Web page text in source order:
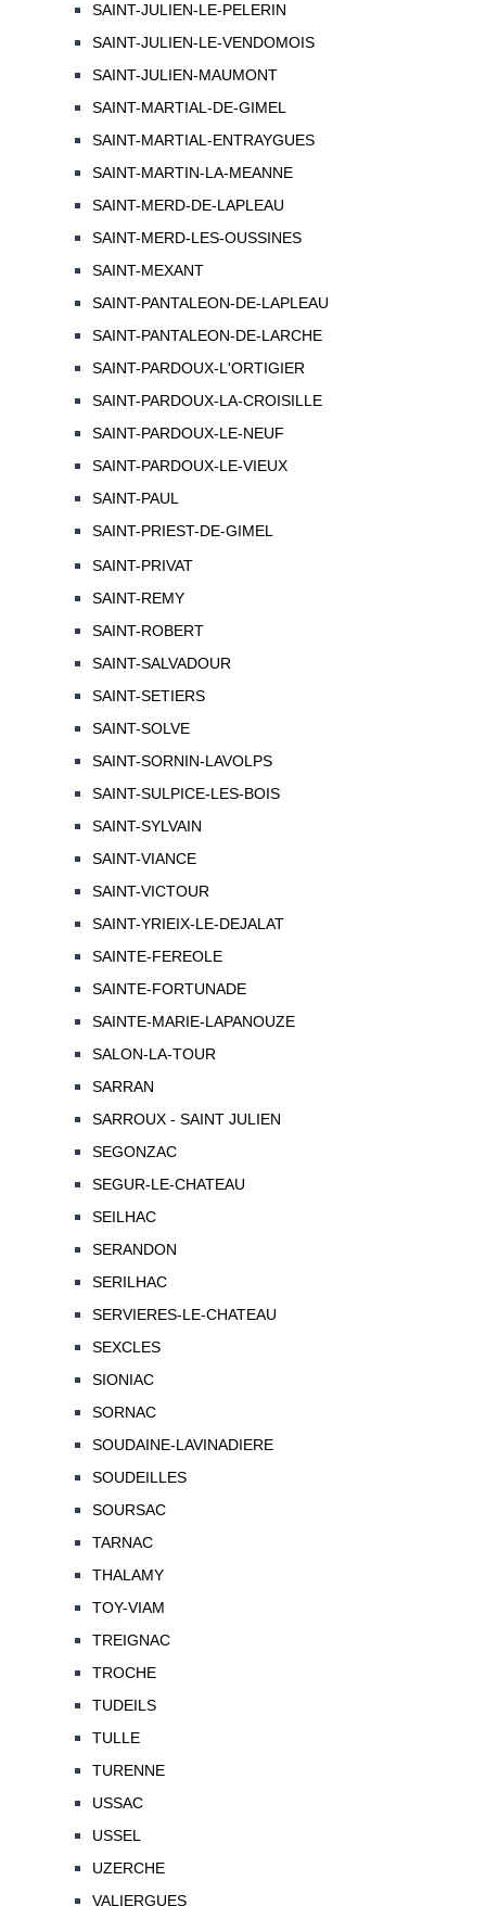
SAINT-JULIEN-LE-PELERIN
SAINT-JULIEN-LE-VENDOMOIS
SAINT-JULIEN-MAUMONT
SAINT-MARTIAL-DE-GIMEL
SAINT-MARTIAL-ENTRAYGUES
SAINT-MARTIN-LA-MEANNE
SAINT-MERD-DE-LAPLEAU
SAINT-MERD-LES-OUSSINES
SAINT-MEXANT
SAINT-PANTALEON-DE-LAPLEAU
SAINT-PANTALEON-DE-LARCHE
SAINT-PARDOUX-L'ORTIGIER
SAINT-PARDOUX-LA-CROISILLE
SAINT-PARDOUX-LE-NEUF
SAINT-PARDOUX-LE-VIEUX
SAINT-PAUL
SAINT-PRIEST-DE-GIMEL
SAINT-PRIVAT
SAINT-REMY
SAINT-ROBERT
SAINT-SALVADOUR
SAINT-SETIERS
SAINT-SOLVE
SAINT-SORNIN-LAVOLPS
SAINT-SULPICE-LES-BOIS
SAINT-SYLVAIN
SAINT-VIANCE
SAINT-VICTOUR
SAINT-YRIEIX-LE-DEJALAT
SAINTE-FEREOLE
SAINTE-FORTUNADE
SAINTE-MARIE-LAPANOUZE
SALON-LA-TOUR
SARRAN
SARROUX - SAINT JULIEN
SEGONZAC
SEGUR-LE-CHATEAU
SEILHAC
SERANDON
SERILHAC
SERVIERES-LE-CHATEAU
SEXCLES
SIONIAC
SORNAC
SOUDAINE-LAVINADIERE
SOUDEILLES
SOURSAC
TARNAC
THALAMY
TOY-VIAM
TREIGNAC
TROCHE
TUDEILS
TULLE
TURENNE
USSAC
USSEL
UZERCHE
VALIERGUES